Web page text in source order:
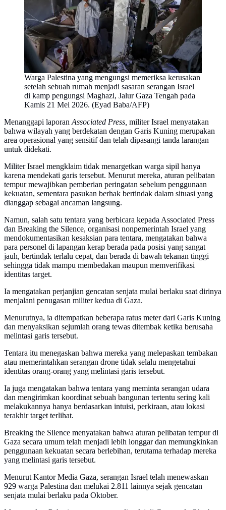
Warga Palestina yang mengungsi memeriksa kerusakan
setelah sebuah rumah menjadi sasaran serangan Israel
di kamp pengungsi Maghazi, Jalur Gaza Tengah pada
Kamis 21 Mei 2026. (Eyad Baba/AFP)
Menanggapi laporan Associated Press, militer Israel menyatakan
bahwa wilayah yang berdekatan dengan Garis Kuning merupakan
area operasional yang sensitif dan telah dipasangi tanda larangan
untuk didekati.
Militer Israel mengklaim tidak menargetkan warga sipil hanya
karena mendekati garis tersebut. Menurut mereka, aturan pelibatan
tempur mewajibkan pemberian peringatan sebelum penggunaan
kekuatan, sementara pasukan berhak bertindak dalam situasi yang
dianggap sebagai ancaman langsung.
Namun, salah satu tentara yang berbicara kepada Associated Press
dan Breaking the Silence, organisasi nonpemerintah Israel yang
mendokumentasikan kesaksian para tentara, mengatakan bahwa
para personel di lapangan kerap berada pada posisi yang sangat
jauh, bertindak terlalu cepat, dan berada di bawah tekanan tinggi
sehingga tidak mampu membedakan maupun memverifikasi
identitas target.
Ia mengatakan perjanjian gencatan senjata mulai berlaku saat dirinya
menjalani penugasan militer kedua di Gaza.
Menurutnya, ia ditempatkan beberapa ratus meter dari Garis Kuning
dan menyaksikan sejumlah orang tewas ditembak ketika berusaha
melintasi garis tersebut.
Tentara itu menegaskan bahwa mereka yang melepaskan tembakan
atau memerintahkan serangan drone tidak selalu mengetahui
identitas orang-orang yang melintasi garis tersebut.
Ia juga mengatakan bahwa tentara yang meminta serangan udara
dan mengirimkan koordinat sebuah bangunan tertentu sering kali
melakukannya hanya berdasarkan intuisi, perkiraan, atau lokasi
terakhir target terlihat.
Breaking the Silence menyatakan bahwa aturan pelibatan tempur di
Gaza secara umum telah menjadi lebih longgar dan memungkinkan
penggunaan kekuatan secara berlebihan, terutama terhadap mereka
yang melintasi garis tersebut.
Menurut Kantor Media Gaza, serangan Israel telah menewaskan
929 warga Palestina dan melukai 2.811 lainnya sejak gencatan
senjata mulai berlaku pada Oktober.